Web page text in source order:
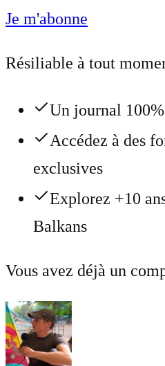
Je m'abonne
Résiliable à tout
Un journal
Accédez à des
exclusives
Explorez +10
Balkans
Vous avez déjà un